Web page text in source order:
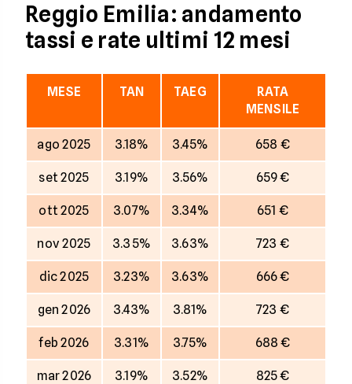
Reggio Emilia: andamento
tassi e rate ultimi 12 mesi
MESE TAN TAEG
RATA
MENSILE
ago 2025 3.18% 3.45% 658 €
set 2025 3.19% 3.56% 659 €
ott 2025 3.07% 3.34% 651 €
nov 2025 3.35% 3.63% 723 €
dic 2025 3.23% 3.63% 666 €
gen 2026 3.43% 3.81% 723 €
feb 2026 3.31% 3.75% 688 €
mar 2026 3.19% 3.52% 825 €